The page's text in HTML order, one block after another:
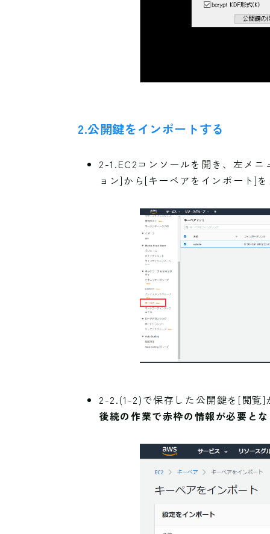
2.公開鍵をインポートする
2-1.EC2コンソールを開き、左メ
ョン]から[キーペアをインポート]
2-2.(1-2)で保存した公開鍵を[閲覧
後続の作業で赤枠の情報が必要と